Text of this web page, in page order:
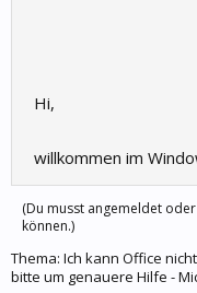
Hi,
willkommen im
(Du musst angemeldet
können.)
Thema: Ich kann Office
bitte um genauere Hilfe -